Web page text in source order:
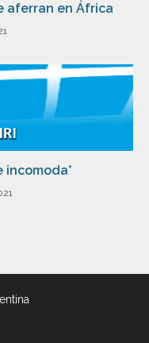
aferran en África
incomoda*